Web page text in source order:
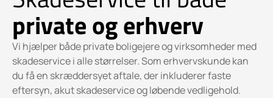
private og erhverv
Vi hjælper både private boligejere og virksomheder med
skadeservice i alle størrelser. Som erhvervskunde kan
du få en skræddersyet aftale, der inkluderer faste
eftersyn, akut skadeservice og løbende vedligehold.